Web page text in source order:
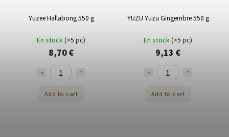
Yuzee Hallabong 550 g
En stock(>5 pc)
8,70 €
Add to cart
YUZU Yuzu Gingembre 550 g
En stock(>5 pc)
9,13 €
Add to cart